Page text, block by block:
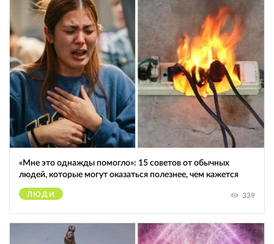
«Мне это однажды помогло»: 15 советов от обычных
людей, которые могут оказаться полезнее, чем кажется
ЛЮДИ 339